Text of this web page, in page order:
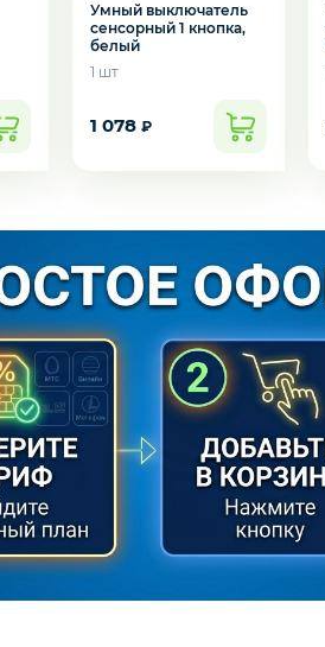
Умный выключатель
сенсорный 1 кнопка,
белый
1 шт
1 078 ₽
Желаете